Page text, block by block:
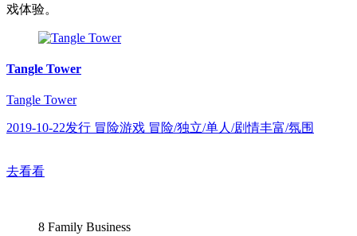
戏体验。
Tangle Tower
Tangle Tower
2019-10-22发行 冒险游戏 冒险/独立/单人/剧情丰富/氛围
去看看
8 Family Business